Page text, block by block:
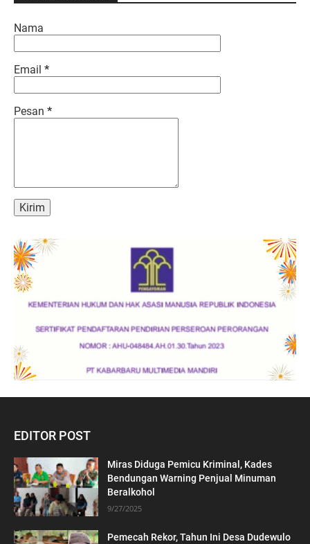
Nama
Email *
Pesan *
EDITOR POST
Miras Diduga Pemicu Kriminal, Kades
Bendungan Warning Penjual Minuman
Beralkohol
9/27/2025
Pemecah Rekor, Tahun Ini Desa Dudewulo